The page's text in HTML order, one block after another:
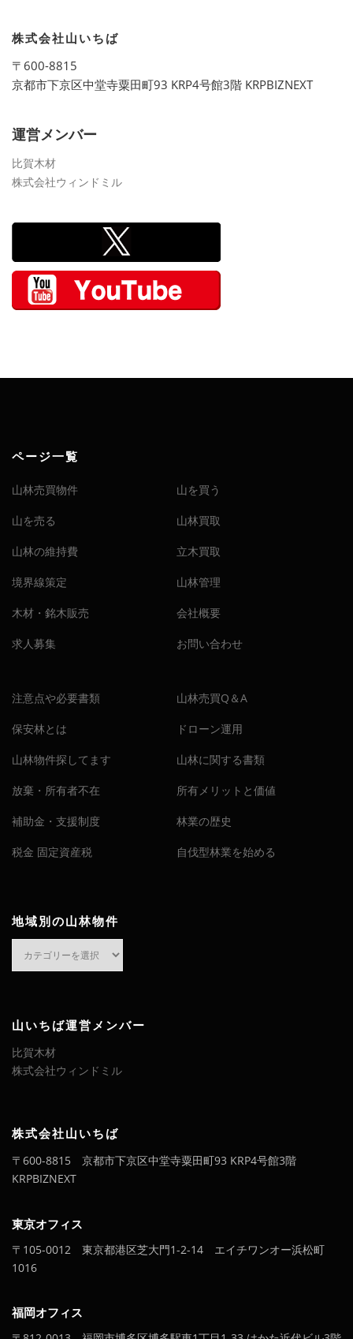
株式会社山いちば
〒600-8815
京都市下京区中堂寺粟田町93 KRP4号館3階 KRPBIZNEXT
運営メンバー
比賀木材
株式会社ウィンドミル
ページ一覧
山林売買物件 山を買う
山を売る 山林買取
山林の維持費 立木買取
境界線策定 山林管理
木材・銘木販売 会社概要
求人募集 お問い合わせ
注意点や必要書類 山林売買Q＆A
保安林とは ドローン運用
山林物件探してます 山林に関する書類
放棄・所有者不在 所有メリットと価値
補助金・支援制度 林業の歴史
税金 固定資産税 自伐型林業を始める
地域別の山林物件
山
物
件
山いちば運営メンバー
比賀木材
株式会社ウィンドミル
株式会社山いちば
〒600-8815 京都市下京区中堂寺粟田町93 KRP4号館3階
KRPBIZNEXT
東京オフィス
〒105-0012 東京都港区芝大門1-2-14 エイチワンオー浜松町
1016
福岡オフィス